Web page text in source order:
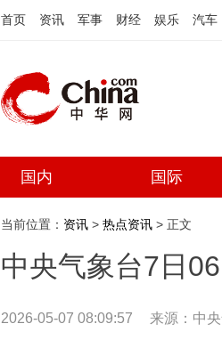
首页 资讯 军事 财经 娱乐 汽车
国内 国际
当前位置： 资讯 > 热点资讯 > 正文
中央气象台7日
2026-05-07 08:09:57 来源：中